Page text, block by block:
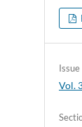
Issue
Vol.